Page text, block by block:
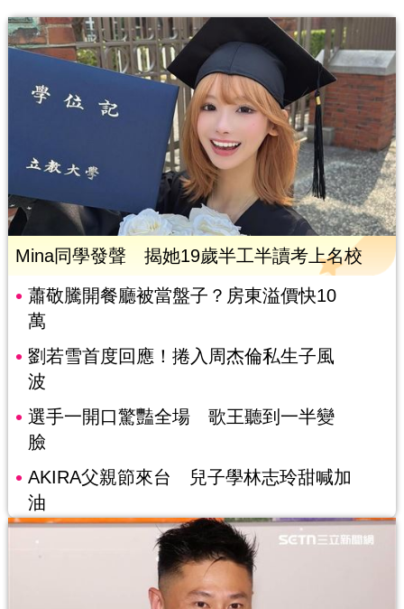
Mina同學發聲 揭她19歲半工半讀考上名校
蕭敬騰開餐廳被當盤子？房東溢價快10
萬
劉若雪首度回應！捲入周杰倫私生子風
波
選手一開口驚豔全場 歌王聽到一半變
臉
AKIRA父親節來台 兒子學林志玲甜喊加
油